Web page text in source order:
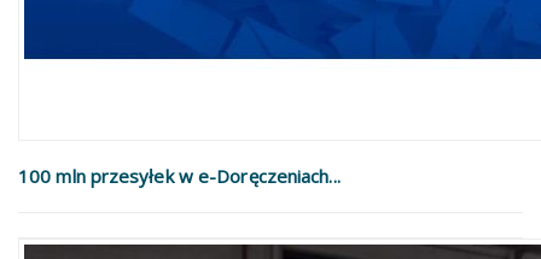
100 mln przesyłek w e-Doręczeniach...